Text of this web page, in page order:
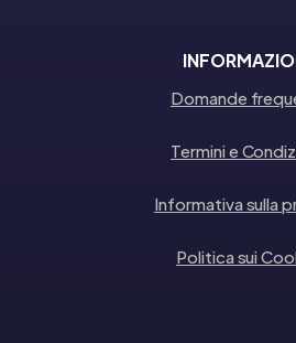
Domande
Termini e
Informativa sulla
Politica sui